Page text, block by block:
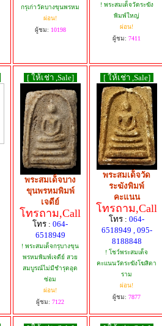
กรุเก่าวัดบางขุนพรหม
ผ่อน!
ผู้ชม: 10198
! พระสมเด็จวัดระฆัง
พิมพ์ใหญ่
ผ่อน!
ผู้ชม: 7411
[ ให้เช่า ,Sale]
พระสมเด็จบาง
ขุนพรหมพิมพ์
เจดีย์
โทรถาม,Call
โทร : 064-
6518949
! พระสมเด็จกรุบางขุน
พรหมพิมพ์เจดีย์ สวย
สมบูรณ์ไม่มีชำรุดอุด
ซ่อม
ผ่อน!
ผู้ชม: 7122
[ ให้เช่า ,Sale]
พระสมเด็จวัด
ระฆังพิมพ์
คะแนน
โทรถาม,Call
โทร : 064-
6518949 , 095-
8188848
! โชว์พระสมเด็จ
คะแนนวัดระฆังโฆสิตา
ราม
ผ่อน!
ผู้ชม: 7877